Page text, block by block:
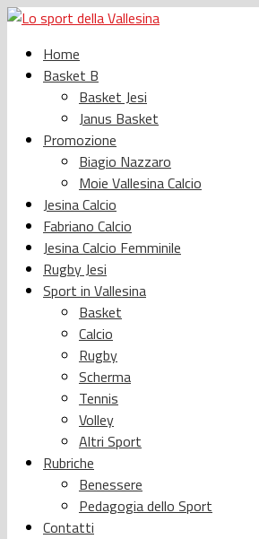
Home
Basket B
Basket Jesi
Janus Basket
Promozione
Biagio Nazzaro
Moie Vallesina Calcio
Jesina Calcio
Fabriano Calcio
Jesina Calcio Femminile
Rugby Jesi
Sport in Vallesina
Basket
Calcio
Rugby
Scherma
Tennis
Volley
Altri Sport
Rubriche
Benessere
Pedagogia dello Sport
Contatti